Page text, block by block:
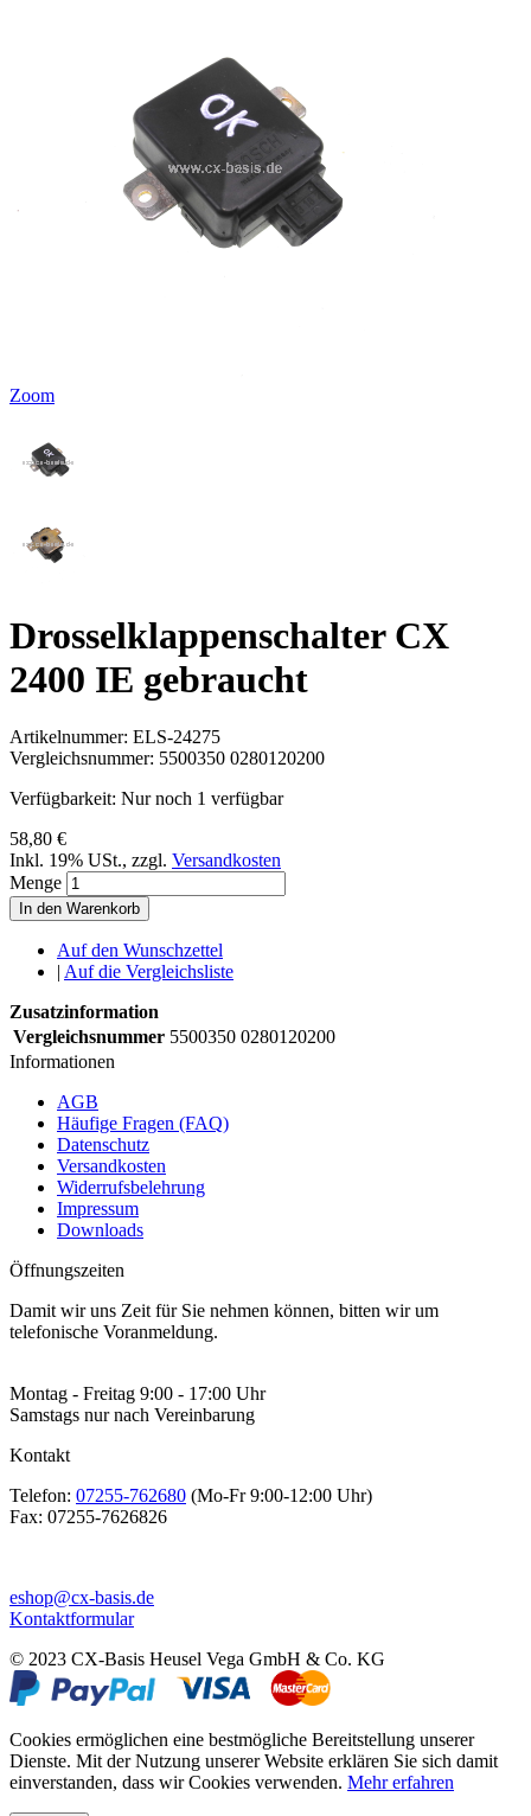
Zoom
Drosselklappenschalter CX
2400 IE gebraucht
Artikelnummer: ELS-24275
Vergleichsnummer: 5500350 0280120200
Verfügbarkeit: Nur noch 1 verfügbar
58,80 €
Inkl. 19% USt., zzgl. Versandkosten
Menge
In den Warenkorb
Auf den Wunschzettel
| Auf die Vergleichsliste
Zusatzinformation
Vergleichsnummer 5500350 0280120200
Informationen
AGB
Häufige Fragen (FAQ)
Datenschutz
Versandkosten
Widerrufsbelehrung
Impressum
Downloads
Öffnungszeiten
Damit wir uns Zeit für Sie nehmen können, bitten wir um
telefonische Voranmeldung.
Montag - Freitag 9:00 - 17:00 Uhr
Samstags nur nach Vereinbarung
Kontakt
Telefon: 07255-762680 (Mo-Fr 9:00-12:00 Uhr)
Fax: 07255-7626826
eshop@cx-basis.de
Kontaktformular
© 2023 CX-Basis Heusel Vega GmbH & Co. KG
Cookies ermöglichen eine bestmögliche Bereitstellung unserer
Dienste. Mit der Nutzung unserer Website erklären Sie sich damit
einverstanden, dass wir Cookies verwenden. Mehr erfahren